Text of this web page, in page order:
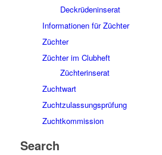
Deckrüdeninserat
Informationen für Züchter
Züchter
Züchter im Clubheft
Züchterinserat
Zuchtwart
Zuchtzulassungsprüfung
Zuchtkommission
Search